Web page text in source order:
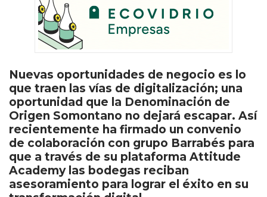
Nuevas oportunidades de negocio es lo
que traen las vías de digitalización; una
oportunidad que la Denominación de
Origen Somontano no dejará escapar. Así
recientemente ha firmado un convenio
de colaboración con grupo Barrabés para
que a través de su plataforma Attitude
Academy las bodegas reciban
asesoramiento para lograr el éxito en su